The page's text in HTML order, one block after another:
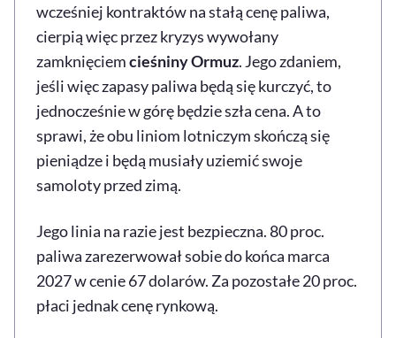
wcześniej kontraktów na stałą cenę paliwa,
cierpią więc przez kryzys wywołany
zamknięciemcieśniny Ormuz. Jego zdaniem,
jeśli więc zapasy paliwa będą się kurczyć, to
jednocześnie w górę będzie szła cena. A to
sprawi, że obu liniom lotniczym skończą się
pieniądze i będą musiały uziemić swoje
samoloty przed zimą.
Jego linia na razie jest bezpieczna. 80 proc.
paliwa zarezerwował sobie do końca marca
2027 w cenie 67 dolarów. Za pozostałe 20 proc.
płaci jednak cenę rynkową.